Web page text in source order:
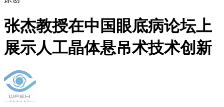
张杰教授在中国眼底病论坛上
展示人工晶体悬吊术技术创新